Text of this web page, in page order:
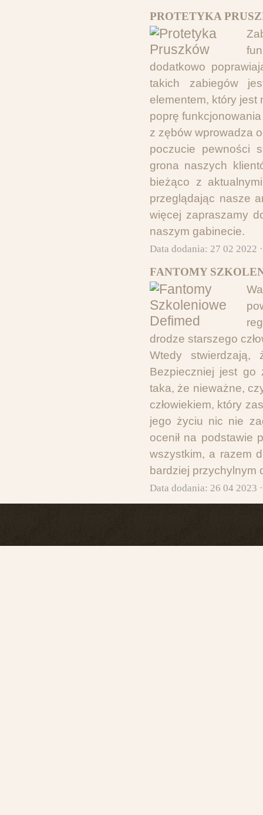
PROTETYKA
dodatkowo
takich zabiegów
elementem, który jest
poprę
z zębów wprowadza
poczucie pewności
grona naszych
bieżąco z
przeglądając nasze
więcej zapraszamy
naszym gabinecie.
Data dodania: 27 02 2022
FANTOMY
drodze starszego
Wtedy
Bezpieczniej jest go
taka, że nieważne,
człowiekiem, który
jego życiu nic nie
ocenił na podstawie
wszystkim, a razem
bardziej przychylnym
Data dodania: 26 04 2023